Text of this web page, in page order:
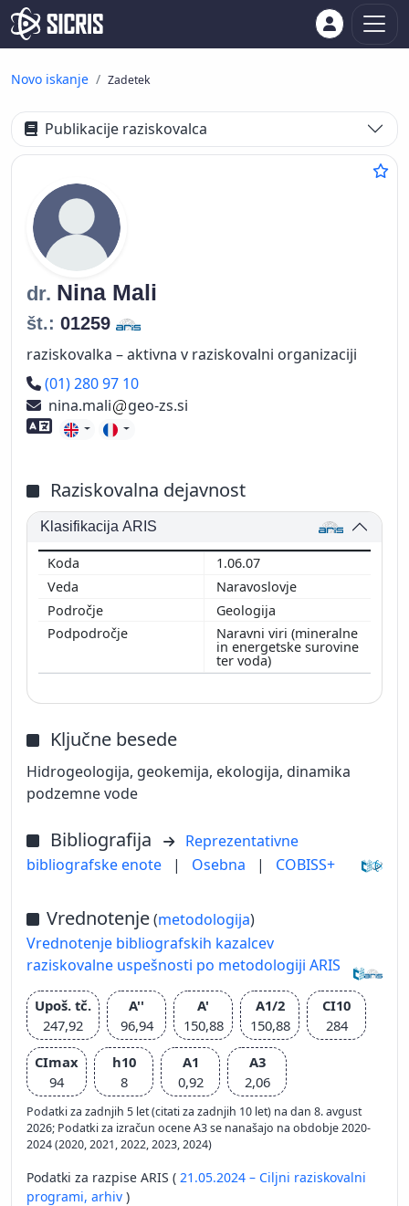
Novo iskanje Zadetek
Publikacije raziskovalca
dr. Nina Mali
št.: 01259
raziskovalka – aktivna v raziskovalni organizaciji
Telefon
(01) 280 97 10
nina.mali
geo-zs.si
Znanje tujih jezikov
Raziskovalna dejavnost
Klasifikacija ARIS
1.06.07
Naravoslovje
Geologija
Naravni viri (mineralne
in energetske surovine
ter voda)
Ključne besede
Hidrogeologija, geokemija, ekologija, dinamika
podzemne vode
Bibliografija
Reprezentativne
bibliografske enote
| Osebna | COBISS+
Vrednotenje(metodologija)
Vrednotenje bibliografskih kazalcev
raziskovalne uspešnosti po metodologiji ARIS
Upoš. tč.
247,92
A''
96,94
A'
150,88
A1/2
150,88
CI10
284
CImax
94
h10
8
A1
0,92
A3
2,06
Podatki za zadnjih 5 let (citati za zadnjih 10 let) na dan 8. avgust
2026; Podatki za izračun ocene A3 se nanašajo na obdobje 2020-
2024 (2020, 2021, 2022, 2023, 2024)
Podatki za razpise ARIS ( 21.05.2024 – Ciljni raziskovalni
programi, arhiv )